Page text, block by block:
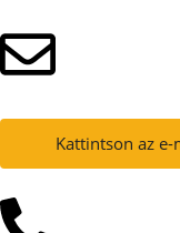
Kattintson az